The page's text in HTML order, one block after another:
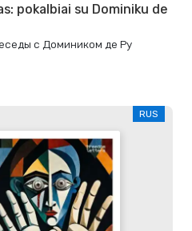
pokalbiai su Dominiku de
с Домиником де Ру
RUS